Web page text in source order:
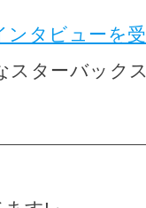
ンタビューを
スターバック